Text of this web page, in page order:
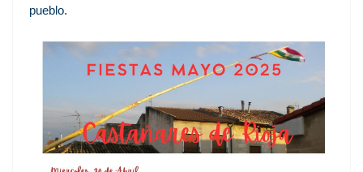
pueblo.